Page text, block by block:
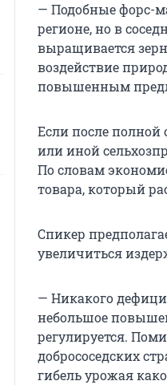
— Подобные форс-
регионе, но в
выращивается
воздействие
повышенным
Если после полной
или иной
По словам
товара, который
Спикер
увеличиться
— Никакого
небольшое
регулируется.
добрососедских
гибель урожая